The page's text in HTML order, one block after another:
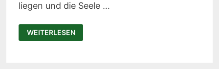
liegen und die Seele …
SHADER:
PORTABLER
SCHATTENSPENDER
WEITERLESEN